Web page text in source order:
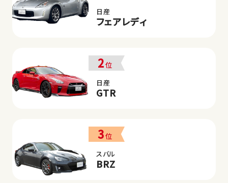
日産
フェアレディ
2位
日産
GTR
3位
スバル
BRZ